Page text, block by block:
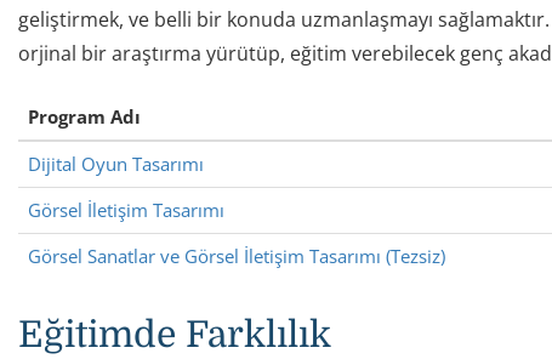
geliştirmek, ve belli bir konuda uzmanlaşmayı
orjinal bir araştırma yürütüp, eğitim verebilecek genç
Program Adı
Dijital Oyun Tasarımı
Görsel İletişim Tasarımı
Görsel Sanatlar ve Görsel İletişim Tasarımı (Tezsiz)
Eğitimde Farklılık